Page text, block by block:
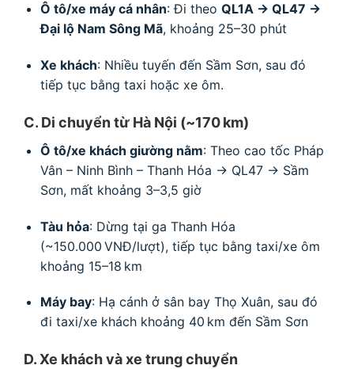
Ô tô/xe máy cá nhân: Đi theo QL1A → QL47 →
Đại lộ Nam Sông Mã, khoảng 25–30 phút
Xe khách: Nhiều tuyến đến Sầm Sơn, sau đó
tiếp tục bằng taxi hoặc xe ôm.
C. Di chuyển từ Hà Nội (~170 km)
Ô tô/xe khách giường nằm: Theo cao tốc Pháp
Vân – Ninh Bình – Thanh Hóa → QL47 → Sầm
Sơn, mất khoảng 3–3,5 giờ
Tàu hỏa: Dừng tại ga Thanh Hóa
(~150.000 VNĐ/lượt), tiếp tục bằng taxi/xe ôm
khoảng 15–18 km
Máy bay: Hạ cánh ở sân bay Thọ Xuân, sau đó
đi taxi/xe khách khoảng 40 km đến Sầm Sơn
D. Xe khách và xe trung chuyển